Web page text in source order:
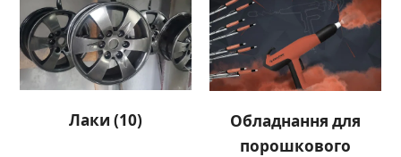
Лаки(10)
Обладнання для
порошкового